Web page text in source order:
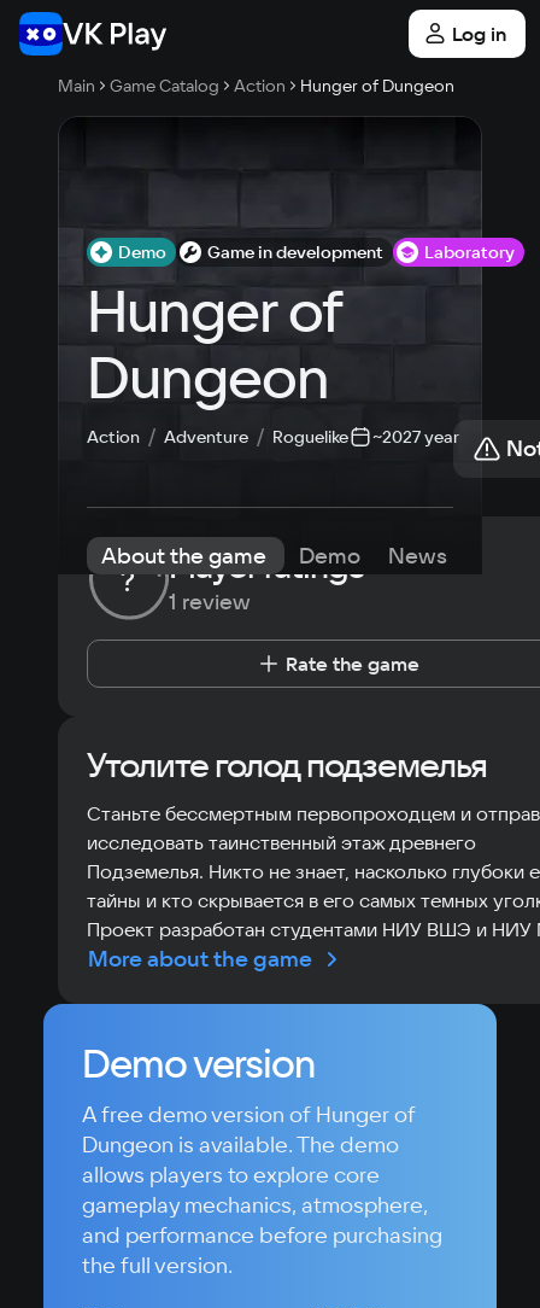
Log in
Main Game Catalog Action Hunger of Dungeon
Demo Game in development Laboratory
Hunger of
Dungeon
Action Adventure Roguelike ~2027 year
About the game Demo News
? Player ratings
1 review
Rate the game
Утолите голод подземелья
Станьте бессмертным первопроходцем и
исследовать таинственный этаж древнего
Подземелья. Никто не знает, насколько глубоки
тайны и кто скрывается в его самых темных
Проект разработан студентами НИУ ВШЭ и
More about the game
Demo version
A free demo version of Hunger of
Dungeon is available. The demo
allows players to explore core
gameplay mechanics, atmosphere,
and performance before purchasing
the full version.